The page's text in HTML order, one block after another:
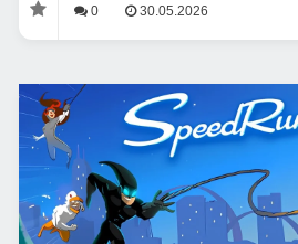
0 30.05.2026